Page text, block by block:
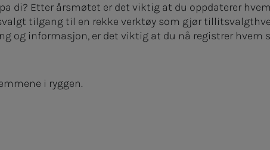
di? Etter årsmøtet er det viktig at du oppdaterer
tilgang til en rekke verktøy som gjør
og informasjon, er det viktig at du nå registrer hvem
i ryggen.